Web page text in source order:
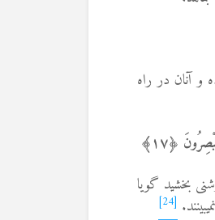
آنان در راه
﴿١٧﴾
بخشید گویا
[24]